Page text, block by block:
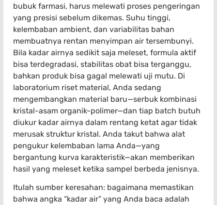
bubuk farmasi, harus melewati proses pengeringan
yang presisi sebelum dikemas. Suhu tinggi,
kelembaban ambient, dan variabilitas bahan
membuatnya rentan menyimpan air tersembunyi.
Bila kadar airnya sedikit saja meleset, formula aktif
bisa terdegradasi, stabilitas obat bisa terganggu,
bahkan produk bisa gagal melewati uji mutu. Di
laboratorium riset material, Anda sedang
mengembangkan material baru—serbuk kombinasi
kristal-asam organik-polimer—dan tiap batch butuh
diukur kadar airnya dalam rentang ketat agar tidak
merusak struktur kristal. Anda takut bahwa alat
pengukur kelembaban lama Anda—yang
bergantung kurva karakteristik—akan memberikan
hasil yang meleset ketika sampel berbeda jenisnya.
Itulah sumber keresahan: bagaimana memastikan
bahwa angka “kadar air” yang Anda baca adalah